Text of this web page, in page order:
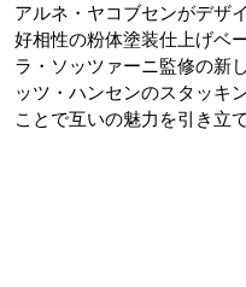
アルネ・ヤコブセンがデザ
好相性の粉体塗装仕上げベ
ラ・ソッツァーニ監修の新
ッツ・ハンセンのスタッキ
ことで互いの魅力を引き立て